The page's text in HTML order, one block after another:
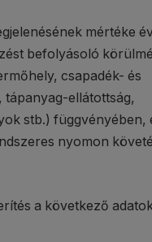
mértéke
befolyásoló
csapadék- és
ellátottság,
stb.) függvényében,
nyomon
a következő